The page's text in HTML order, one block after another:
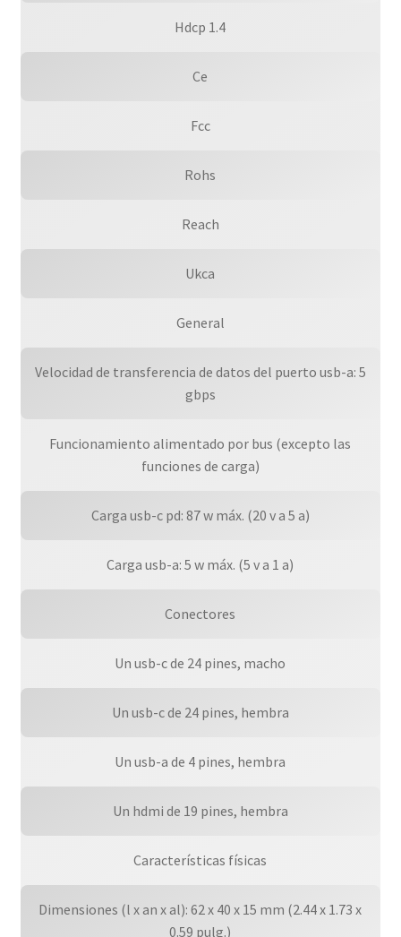
Hdcp 1.4
Ce
Fcc
Rohs
Reach
Ukca
General
Velocidad de transferencia de datos del puerto usb-a: 5
gbps
Funcionamiento alimentado por bus (excepto las
funciones de carga)
Carga usb-c pd: 87 w máx. (20 v a 5 a)
Carga usb-a: 5 w máx. (5 v a 1 a)
Conectores
Un usb-c de 24 pines, macho
Un usb-c de 24 pines, hembra
Un usb-a de 4 pines, hembra
Un hdmi de 19 pines, hembra
Características físicas
Dimensiones (l x an x al): 62 x 40 x 15 mm (2.44 x 1.73 x
0.59 pulg.)